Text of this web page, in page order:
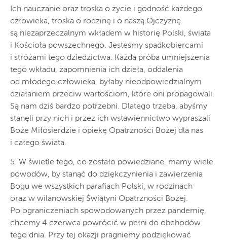
Ich nauczanie oraz troska o życie i godność każdego
człowieka, troska o rodzinę i o naszą Ojczyznę
są niezaprzeczalnym wkładem w historię Polski, świata
i Kościoła powszechnego. Jesteśmy spadkobiercami
i stróżami tego dziedzictwa. Każda próba umniejszenia
tego wkładu, zapomnienia ich dzieła, oddalenia
od młodego człowieka, byłaby nieodpowiedzialnym
działaniem przeciw wartościom, które oni propagowali.
Są nam dziś bardzo potrzebni. Dlatego trzeba, abyśmy
stanęli przy nich i przez ich wstawiennictwo wypraszali
Boże Miłosierdzie i opiekę Opatrzności Bożej dla nas
i całego świata.
5. W świetle tego, co zostało powiedziane, mamy wiele
powodów, by stanąć do dziękczynienia i zawierzenia
Bogu we wszystkich parafiach Polski, w rodzinach
oraz w wilanowskiej Świątyni Opatrzności Bożej.
Po ograniczeniach spowodowanych przez pandemię,
chcemy 4 czerwca powrócić w pełni do obchodów
tego dnia. Przy tej okazji pragniemy podziękować